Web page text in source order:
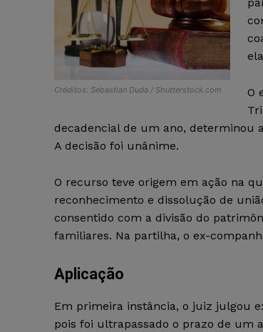
Créditos: Sebastian Duda / Shutterstock.com
O
decadencial de um ano, determinou
A decisão foi unânime.
O recurso teve origem em ação na
reconhecimento e dissolução de
consentido com a divisão do
familiares. Na partilha, o ex-
Aplicação
Em primeira instância, o juiz julgou
pois foi ultrapassado o prazo de um